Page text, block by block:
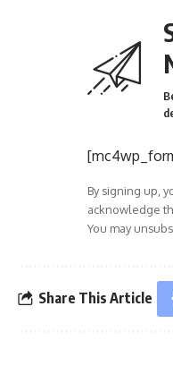
By signing up,
acknowledge
You may
Share This Article